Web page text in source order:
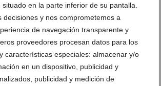
en la parte inferior de su pantalla.
decisiones y nos comprometemos a
de navegación transparente y
proveedores procesan datos para los
características especiales: almacenar y/o
en un dispositivo, publicidad y
publicidad y medición de